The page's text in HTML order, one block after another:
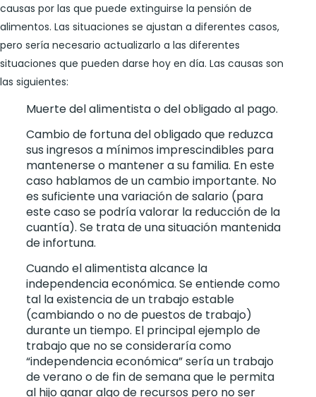
causas por las que puede extinguirse la pensión de
alimentos. Las situaciones se ajustan a diferentes casos,
pero sería necesario actualizarlo a las diferentes
situaciones que pueden darse hoy en día. Las causas son
las siguientes:
Muerte del alimentista o del obligado al pago.
Cambio de fortuna del obligado que reduzca
sus ingresos a mínimos imprescindibles para
mantenerse o mantener a su familia. En este
caso hablamos de un cambio importante. No
es suficiente una variación de salario (para
este caso se podría valorar la reducción de la
cuantía). Se trata de una situación mantenida
de infortuna.
Cuando el alimentista alcance la
independencia económica. Se entiende como
tal la existencia de un trabajo estable
(cambiando o no de puestos de trabajo)
durante un tiempo. El principal ejemplo de
trabajo que no se consideraría como
“independencia económica” sería un trabajo
de verano o de fin de semana que le permita
al hijo ganar algo de recursos pero no ser